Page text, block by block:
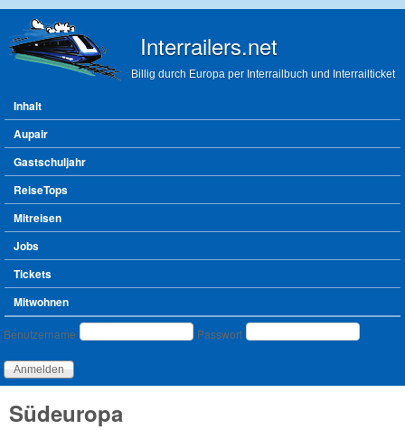
Interrailers.net
Billig durch Europa per Interrailbuch und Interrailticket
Hauptmenü
Inhalt
Aupair
Gastschuljahr
ReiseTops
Mitreisen
Jobs
Tickets
Mitwohnen
Benutzeranmeldung
Benutzername Passwort
Südeuropa